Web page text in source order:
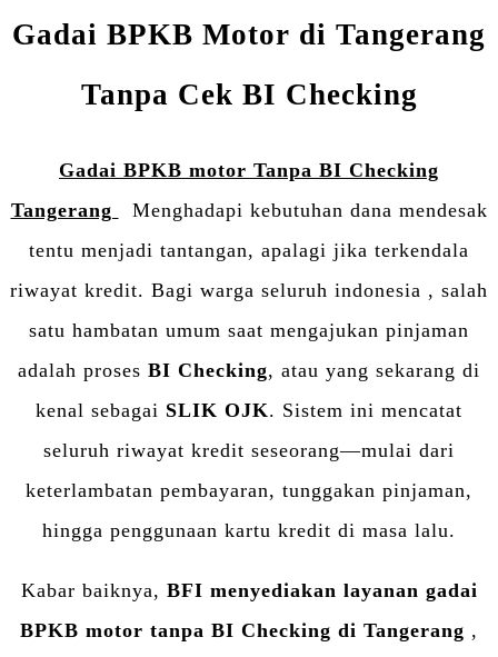
Gadai BPKB Motor di Tangerang
Tanpa Cek BI Checking
Gadai BPKB motor Tanpa BI Checking
Tangerang
Menghadapi kebutuhan dana mendesak
tentu menjadi tantangan, apalagi jika terkendala
riwayat kredit. Bagi warga seluruh indonesia , salah
satu hambatan umum saat mengajukan pinjaman
adalah proses BI Checking, atau yang sekarang di
kenal sebagai SLIK OJK. Sistem ini mencatat
seluruh riwayat kredit seseorang—mulai dari
keterlambatan pembayaran, tunggakan pinjaman,
hingga penggunaan kartu kredit di masa lalu.
Kabar baiknya, BFI menyediakan layanan gadai
BPKB motor tanpa BI Checking di Tangerang ,